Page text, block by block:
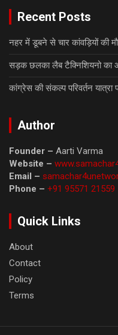
Recent Posts
नहर में डूबने से चार कांवड़ियों की
सड़क छलका लैब टैक्निशियनो का
कांग्रेस की संकल्प परिवर्तन
Author
Founder – Aarti Varma
Website –
Email –
Phone – +91 95571 21559
Quick Links
About
Contact
Policy
Terms